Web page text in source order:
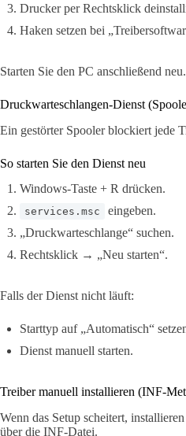
Drucker per Rechtsklick
Haken setzen bei
Starten Sie den PC anschließend neu.
Druckwarteschlangen-Dienst
Ein gestörter Spooler blockiert jede
So starten Sie den Dienst neu
Windows-Taste + R drücken.
services.msc
eingeben.
„Druckwarteschlange“ suchen.
Rechtsklick → „Neu starten“.
Falls der Dienst nicht läuft:
Starttyp auf „Automatisch“
Dienst manuell starten.
Treiber manuell installieren (INF-
Wenn das Setup scheitert,
über die INF-Datei.